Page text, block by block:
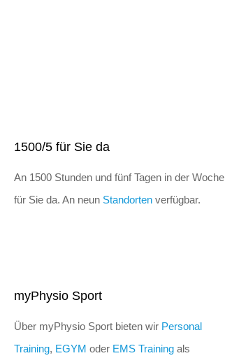
1500/5 für Sie da
An 1500 Stunden und fünf Tagen in der Woche
für Sie da. An neun Standortenverfügbar.
myPhysio Sport
Über myPhysio Sport bieten wir Personal
Training, EGYM oder EMS Trainingals